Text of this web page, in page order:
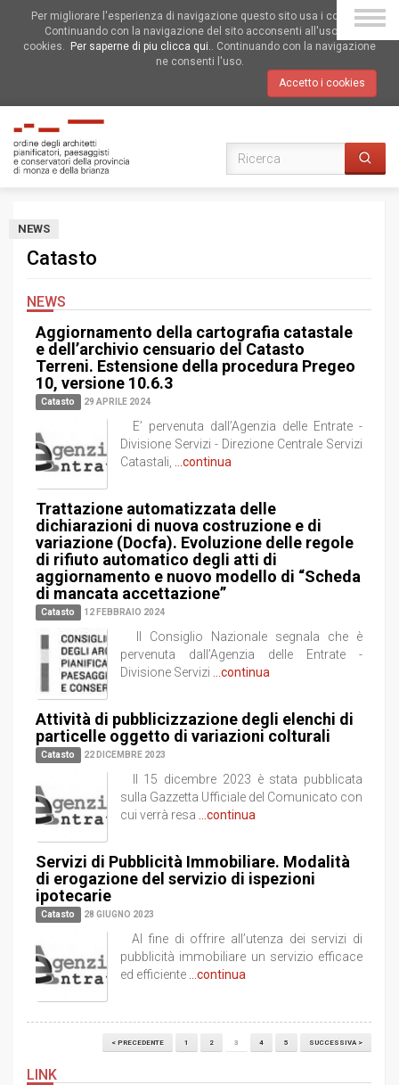
Per migliorare l'esperienza di navigazione questo sito usa i cookies.
Continuando con la navigazione del sito acconsenti all'uso dei
cookies.
Per saperne di piu clicca qui.. Continuando con la navigazione
ne consenti l'uso.
Accetto i cookies
NEWS
Catasto
NEWS
Aggiornamento della cartografia catastale
e dell’archivio censuario del Catasto
Terreni. Estensione della procedura Pregeo
10, versione 10.6.3
Catasto 29 APRILE 2024
E’ pervenuta dall’Agenzia delle Entrate -
Divisione Servizi - Direzione Centrale Servizi
Catastali,
...continua
Trattazione automatizzata delle
dichiarazioni di nuova costruzione e di
variazione (Docfa). Evoluzione delle regole
di rifiuto automatico degli atti di
aggiornamento e nuovo modello di “Scheda
di mancata accettazione”
Catasto 12 FEBBRAIO 2024
Il Consiglio Nazionale segnala che è
pervenuta dall’Agenzia delle Entrate -
Divisione Servizi
...continua
Attività di pubblicizzazione degli elenchi di
particelle oggetto di variazioni colturali
Catasto 22 DICEMBRE 2023
Il 15 dicembre 2023 è stata pubblicata
sulla Gazzetta Ufficiale del Comunicato con
cui verrà resa
...continua
Servizi di Pubblicità Immobiliare. Modalità
di erogazione del servizio di ispezioni
ipotecarie
Catasto 28 GIUGNO 2023
Al fine di offrire all’utenza dei servizi di
pubblicità immobiliare un servizio efficace
ed efficiente
...continua
< PRECEDENTE 1 2 3 4 5 SUCCESSIVA >
LINK